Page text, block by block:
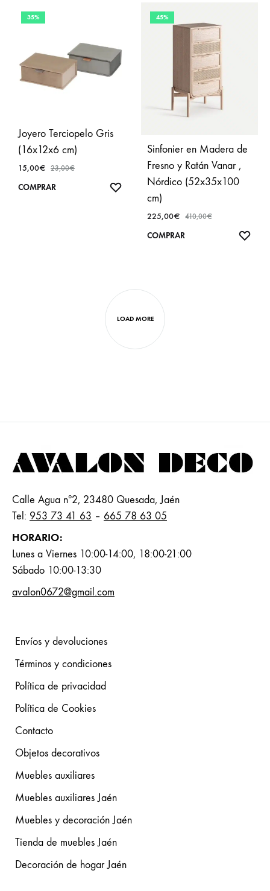
35%
Joyero Terciopelo Gris
(16x12x6 cm)
15,00€ 23,00€
COMPRAR
AÑADIR
FAVORITOS
45%
Sinfonier en Madera de
Fresno y Ratán Vanar ,
Nórdico (52x35x100
cm)
225,00€ 410,00€
COMPRAR
LOAD MORE
Calle Agua nº2, 23480 Quesada, Jaén
Tel: 953 73 41 63 – 665 78 63 05
HORARIO:
Lunes a Viernes 10:00-14:00, 18:00-21:00
Sábado 10:00-13:30
avalon0672@gmail.com
Envíos y devoluciones
Términos y condiciones
Política de privacidad
Política de Cookies
Contacto
Objetos decorativos
Muebles auxiliares
Muebles auxiliares Jaén
Muebles y decoración Jaén
Tienda de muebles Jaén
Decoración de hogar Jaén